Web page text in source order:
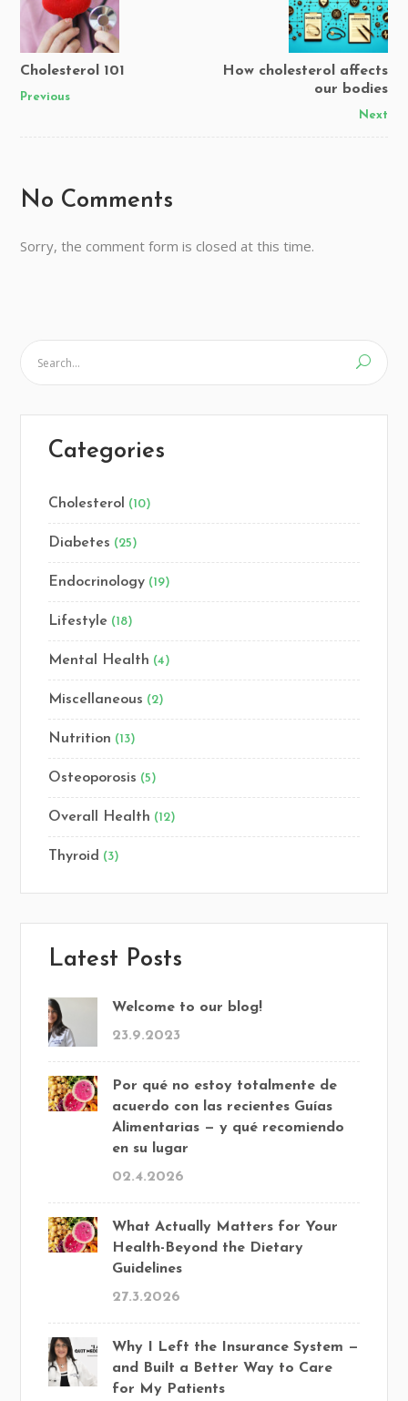
Cholesterol 101
Previous
How cholesterol affects
our bodies
Next
No Comments
Sorry, the comment form is closed at this time.
Categories
Cholesterol (10)
Diabetes (25)
Endocrinology (19)
Lifestyle (18)
Mental Health (4)
Miscellaneous (2)
Nutrition (13)
Osteoporosis (5)
Overall Health (12)
Thyroid (3)
Latest Posts
Welcome to our blog!
23.9.2023
Por qué no estoy totalmente de
acuerdo con las recientes Guías
Alimentarias — y qué recomiendo
en su lugar
02.4.2026
What Actually Matters for Your
Health-Beyond the Dietary
Guidelines
27.3.2026
Why I Left the Insurance System —
and Built a Better Way to Care
for My Patients